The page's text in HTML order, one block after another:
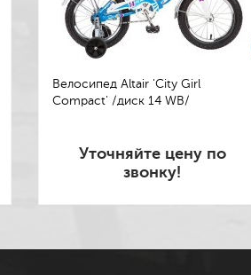
Велосипед Altair 'City Girl
Compact' /диск 14 WB/
Уточняйте цену по
звонку!